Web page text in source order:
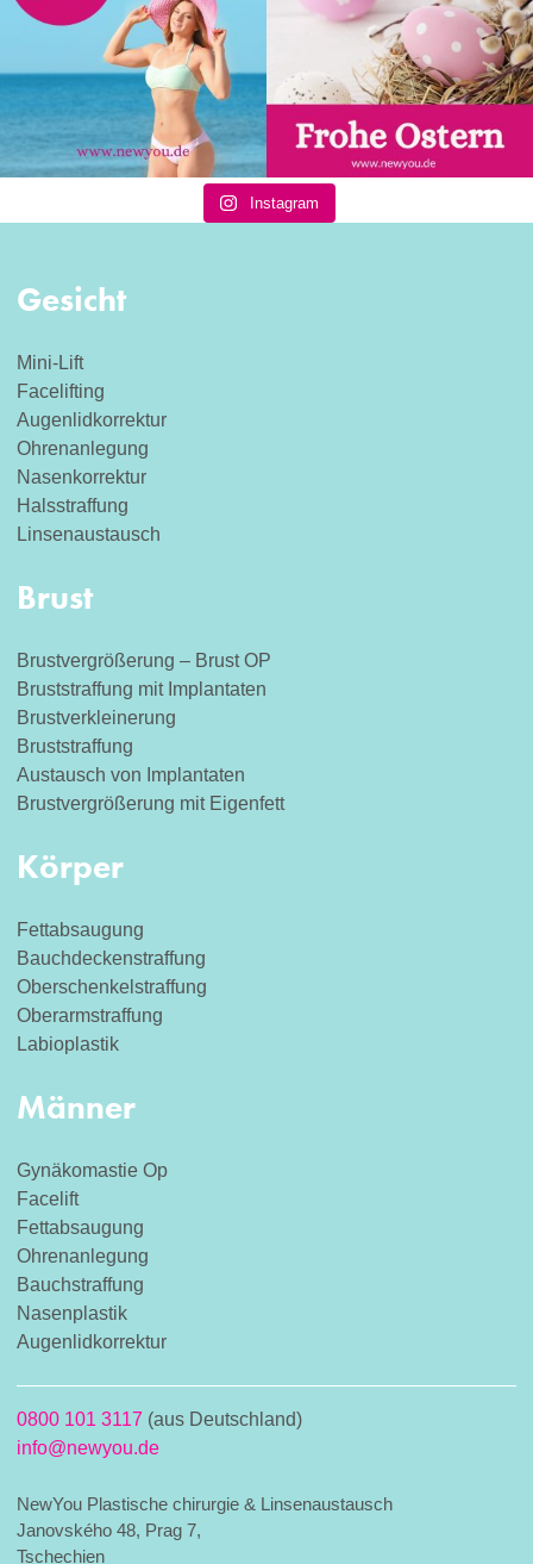
Instagram
Gesicht
Mini-Lift
Facelifting
Augenlidkorrektur
Ohrenanlegung
Nasenkorrektur
Halsstraffung
Linsenaustausch
Brust
Brustvergrößerung – Brust OP
Bruststraffung mit Implantaten
Brustverkleinerung
Bruststraffung
Austausch von Implantaten
Brustvergrößerung mit Eigenfett
Körper
Fettabsaugung
Bauchdeckenstraffung
Oberschenkelstraffung
Oberarmstraffung
Labioplastik
Männer
Gynäkomastie Op
Facelift
Fettabsaugung
Ohrenanlegung
Bauchstraffung
Nasenplastik
Augenlidkorrektur
0800 101 3117 (aus Deutschland)
info@newyou.de
NewYou Plastische chirurgie & Linsenaustausch
Janovského 48, Prag 7,
Tschechien